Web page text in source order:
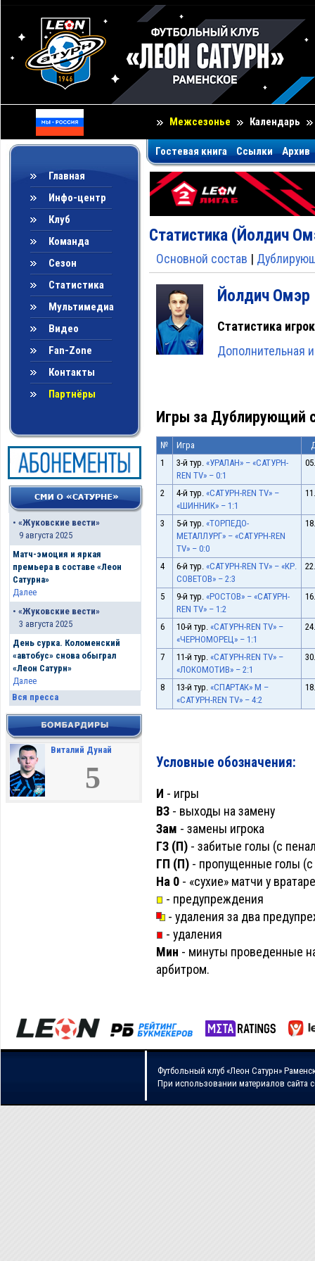
Межсезонье Календарь
Главная
Инфо-центр
Клуб
Команда
Сезон
Статистика
Мультимедиа
Видео
Fan-Zone
Контакты
Партнёры
• «Жуковские вести»
9 августа 2025
Матч-эмоция и яркая
премьера в составе «Леон
Сатурна»
Далее
• «Жуковские вести»
3 августа 2025
День сурка. Коломенский
«автобус» снова обыграл
«Леон Сатурн»
Далее
Вся пресса
Виталий Дунай
5
Гостевая книга Ссылки Архив
Статистика (Йолдич
Основной состав |
Йолдич Омэр
Статистика
Дополнительная
Игры за Дублирующий
№ Игра
1
3-й тур. «УРАЛАН» – «САТУРН-
REN TV» – 0:1
2 4-й тур. «САТУРН-REN TV» –
«ШИННИК» – 1:1
3 5-й тур. «ТОРПЕДО-
МЕТАЛЛУРГ» – «САТУРН-REN
TV» – 0:0
4 6-й тур. «САТУРН-REN TV» – «КР.
СОВЕТОВ» – 2:3
5 9-й тур. «РОСТОВ» – «САТУРН-
REN TV» – 1:2
6 10-й тур. «САТУРН-REN TV» –
«ЧЕРНОМОРЕЦ» – 1:1
7 11-й тур. «САТУРН-REN TV» –
«ЛОКОМОТИВ» – 2:1
8 13-й тур. «СПАРТАК» М –
«САТУРН-REN TV» – 4:2
Условные обозначения:
И - игры
ВЗ - выходы на замену
Зам - замены игрока
ГЗ (П) - забитые голы (с
ГП (П) - пропущенные голы (с
На 0 - «сухие» матчи у
- предупреждения
- удаления за два
- удаления
Мин - минуты проведенные
арбитром.
Футбольный клуб «Леон Сатурн»
При использовании материалов сайта